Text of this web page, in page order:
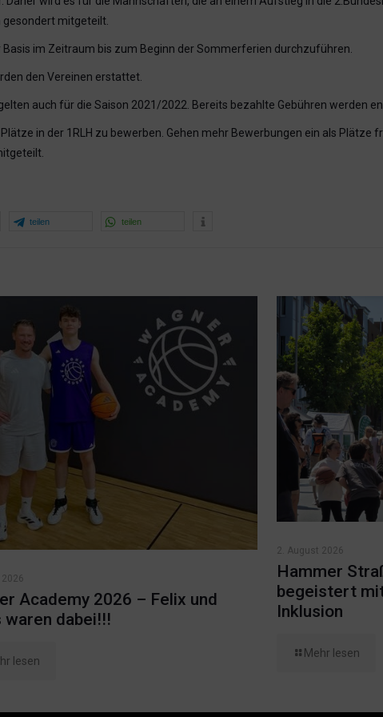
gesondert mitgeteilt.
im Zeitraum bis zum Beginn der Sommerferien durchzuführen.
den Vereinen erstattet.
auch für die Saison 2021/2022. Bereits bezahlte Gebühren werden
in der 1RLH zu bewerben. Gehen mehr Bewerbungen ein als Plätze
teilen teilen
Academy 2026 – Felix und
waren dabei!!!
lesen
2. August 2026
Hammer
begeistert
Inklusion
Mehr lesen